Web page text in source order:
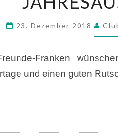
23. Dezember 2018
Franken
und einen guten